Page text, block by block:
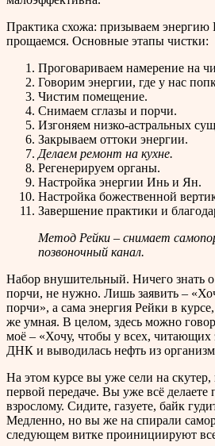
Практика схожа: призываем энергию
прощаемся. Основные этапы чистки:
Проговариваем намерение на
Говорим энергии, где у нас
Чистим помещение.
Снимаем сглазы и порчи.
Изгоняем низко-астральных
Закрываем оттоки энергии.
Делаем ремонт на кухне.
Регенерируем органы.
Настройка энергии Инь и Ян.
Настройка божественной
Завершение практики и
Метод Рейки – снимает
позвоночный канал.
Набор внушительный. Ничего знать
порчи, не нужно. Лишь заявить –
порчи», а сама энергия Рейки в
же умная. В целом, здесь можно
моё – «Хочу, чтобы у всех, читающих
ДНК и выводилась нефть из
На этом курсе вы уже сели на
первой передаче. Вы уже всё делаете
взрослому. Сидите, газуете, байк
Медленно, но вы же на спирали
следующем витке проинициируют